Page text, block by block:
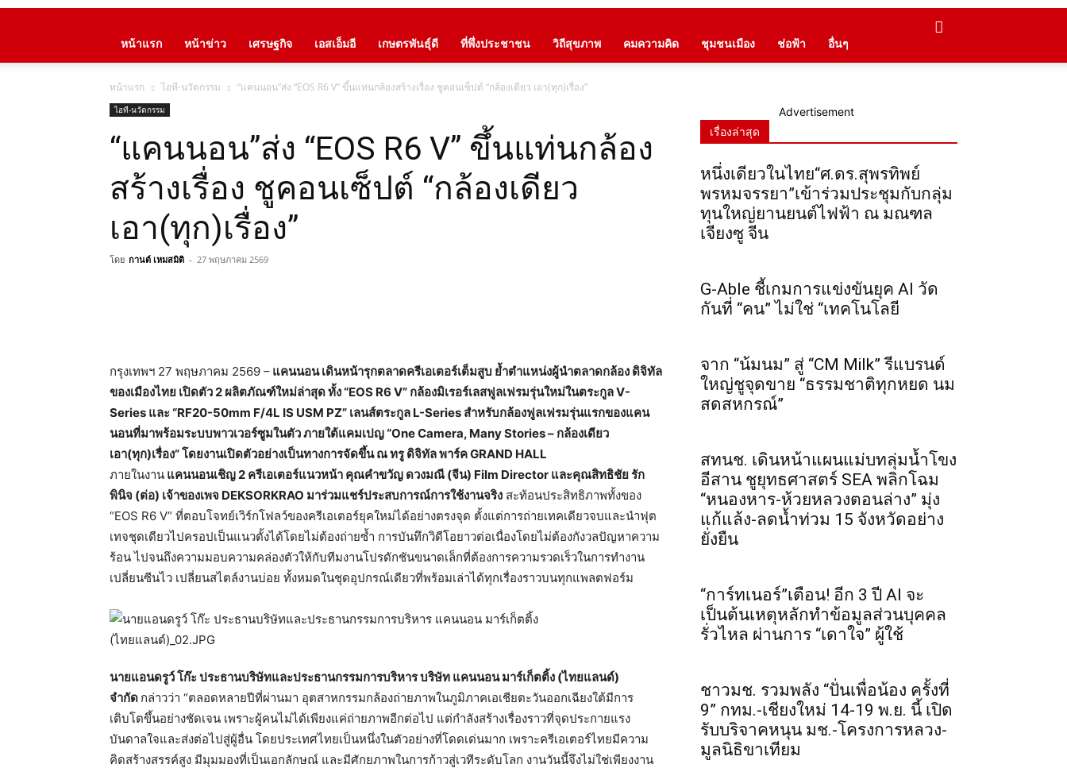
หน้าแรก หน้าข่าว เศรษฐกิจ เอสเอ็มอี เกษตรพันธุ์ดี ที่พึ่งประชาชน วิถีสุขภาพ คมความคิด ชุมชนเมือง ช่อฟ้า อื่นๆ
หน้าแรก ไอที-นวัตกรรม “แคนนอน”ส่ง “EOS R6 V” ขึ้นแท่นกล้องสร้างเรื่อง ชูคอนเซ็ปต์ “กล้องเดียว เอา(ทุก)เรื่อง”
ไอที-นวัตกรรม
“แคนนอน”ส่ง “EOS R6 V” ขึ้นแท่นกล้อง
สร้างเรื่อง ชูคอนเซ็ปต์ “กล้องเดียว
เอา(ทุก)เรื่อง”
โดย กานต์ เหมสมิติ - 27 พฤษภาคม 2569
กรุงเทพฯ 27 พฤษภาคม 2569 – แคนนอน เดินหน้ารุกตลาดครีเอเตอร์เต็มสูบ ย้ำตำแหน่งผู้นำตลาดกล้อง ดิจิทัล
ของเมืองไทย เปิดตัว 2 ผลิตภัณฑ์ใหม่ล่าสุด ทั้ง “EOS R6 V” กล้องมิเรอร์เลสฟูลเฟรมรุ่นใหม่ในตระกูล V-
Series และ “RF20-50mm F/4L IS USM PZ” เลนส์ตระกูล L-Series สำหรับกล้องฟูลเฟรมรุ่นแรกของแคน
นอนที่มาพร้อมระบบพาวเวอร์ซูมในตัว ภายใต้แคมเปญ “One Camera, Many Stories – กล้องเดียว
เอา(ทุก)เรื่อง” โดยงานเปิดตัวอย่างเป็นทางการจัดขึ้น ณ ทรู ดิจิทัล พาร์ค GRAND HALL
ภายในงาน แคนนอนเชิญ 2 ครีเอเตอร์แนวหน้า คุณคำขวัญ ดวงมณี (จีน) Film Director และคุณสิทธิชัย รัก
พินิจ (ต่อ) เจ้าของเพจ DEKSORKRAO มาร่วมแชร์ประสบการณ์การใช้งานจริง สะท้อนประสิทธิภาพทั้งของ
“EOS R6 V” ที่ตอบโจทย์เวิร์กโฟลว์ของครีเอเตอร์ยุคใหม่ได้อย่างตรงจุด ตั้งแต่การถ่ายเทคเดียวจบและนำฟุต
เทจชุดเดียวไปครอปเป็นแนวตั้งได้โดยไม่ต้องถ่ายซ้ำ การบันทึกวิดีโอยาวต่อเนื่องโดยไม่ต้องกังวลปัญหาความ
ร้อน ไปจนถึงความมอบความคล่องตัวให้กับทีมงานโปรดักชันขนาดเล็กที่ต้องการความรวดเร็วในการทำงาน
เปลี่ยนซีนไว เปลี่ยนสไตล์งานบ่อย ทั้งหมดในชุดอุปกรณ์เดียวที่พร้อมเล่าได้ทุกเรื่องราวบนทุกแพลตฟอร์ม
นายแอนดรูว์ โก๊ะ ประธานบริษัทและประธานกรรมการบริหาร บริษัท แคนนอน มาร์เก็ตติ้ง (ไทยแลนด์)
จำกัด กล่าวว่า “ตลอดหลายปีที่ผ่านมา อุตสาหกรรมกล้องถ่ายภาพในภูมิภาคเอเชียตะวันออกเฉียงใต้มีการ
เติบโตขึ้นอย่างชัดเจน เพราะผู้คนไม่ได้เพียงแค่ถ่ายภาพอีกต่อไป แต่กำลังสร้างเรื่องราวที่จุดประกายแรง
บันดาลใจและส่งต่อไปสู่ผู้อื่น โดยประเทศไทยเป็นหนึ่งในตัวอย่างที่โดดเด่นมาก เพราะครีเอเตอร์ไทยมีความ
คิดสร้างสรรค์สูง มีมุมมองที่เป็นเอกลักษณ์ และมีศักยภาพในการก้าวสู่เวทีระดับโลก งานวันนี้จึงไม่ใช่เพียงงาน
Advertisement
เรื่องล่าสุด
หนึ่งเดียวในไทย“ศ.ดร.สุพรทิพย์
พรหมจรรยา”เข้าร่วมประชุมกับกลุ่ม
ทุนใหญ่ยานยนต์ไฟฟ้า ณ มณฑล
เจียงซู จีน
G-Able ชี้เกมการแข่งขันยุค AI วัด
กันที่ “คน” ไม่ใช่ “เทคโนโลยี
จาก “น้มนม” สู่ “CM Milk” รีแบรนด์
ใหญ่ชูจุดขาย “ธรรมชาติทุกหยด นม
สดสหกรณ์”
สทนช. เดินหน้าแผนแม่บทลุ่มน้ำโขง
อีสาน ชูยุทธศาสตร์ SEA พลิกโฉม
“หนองหาร-ห้วยหลวงตอนล่าง” มุ่ง
แก้แล้ง-ลดน้ำท่วม 15 จังหวัดอย่าง
ยั่งยืน
“การ์ทเนอร์”เตือน! อีก 3 ปี AI จะ
เป็นต้นเหตุหลักทำข้อมูลส่วนบุคคล
รั่วไหล ผ่านการ “เดาใจ” ผู้ใช้
ชาวมช. รวมพลัง “ปั่นเพื่อน้อง ครั้งที่
9” กทม.-เชียงใหม่ 14-19 พ.ย. นี้ เปิด
รับบริจาคหนุน มช.-โครงการหลวง-
มูลนิธิขาเทียม